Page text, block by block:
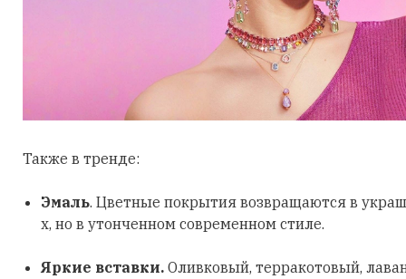
Также в тренде:
Эмаль. Цветные покрытия возвращаются в
х, но в утонченном современном стиле.
Яркие вставки. Оливковый, терракотовый,